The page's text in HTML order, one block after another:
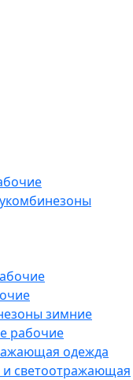
зимние
рабочие
одежда
и светоотражающая